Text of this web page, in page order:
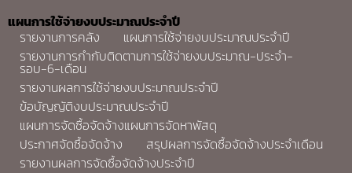
แผนการใช้จ่ายงบประมาณประจำปี
รายงานการคลัง
แผนการใช้จ่ายงบประมาณประจำปี
รายงานการกำกับติดตามการใช้จ่ายงบประมาณ-ประจำ-
รอบ-6-เดือน
รายงานผลการใช้จ่ายงบประมาณประจำปี
ข้อบัญญัติงบประมาณประจำปี
แผนการจัดซื้อจัดจ้างแผนการจัดหาพัสดุ
ประกาศจัดซื้อจัดจ้าง
สรุปผลการจัดซื้อจัดจ้างประจำเดือน
รายงานผลการจัดซื้อจัดจ้างประจำปี